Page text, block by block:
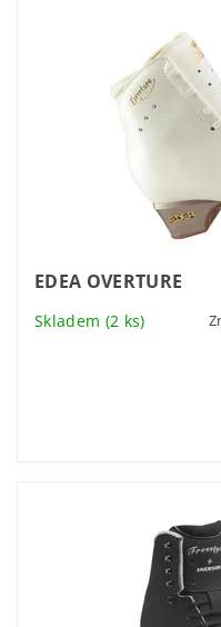
EDEA OVERTURE
Skladem (2 ks)